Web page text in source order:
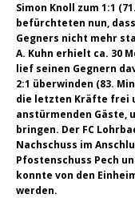
Simon Knoll zum 1:1
befürchteten nun,
Gegners nicht mehr
A. Kuhn erhielt ca. 30
lief seinen Gegnern
2:1 überwinden (83.
die letzten Kräfte frei
anstürmenden Gäste,
bringen. Der FC
Nachschuss im
Pfostenschuss Pech
konnte von den
werden.